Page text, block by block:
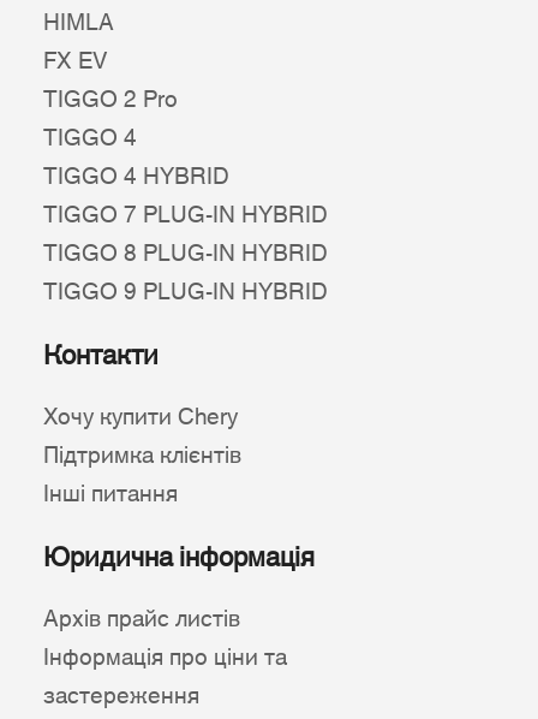
HIMLA
FX EV
TIGGO 2 Pro
TIGGO 4
TIGGO 4 HYBRID
TIGGO 7 PLUG-IN HYBRID
TIGGO 8 PLUG-IN HYBRID
TIGGO 9 PLUG-IN HYBRID
Контакти
Хочу купити Chery
Підтримка клієнтів
Інші питання
Юридична інформація
Архів прайс листів
Інформація про ціни та
застереження